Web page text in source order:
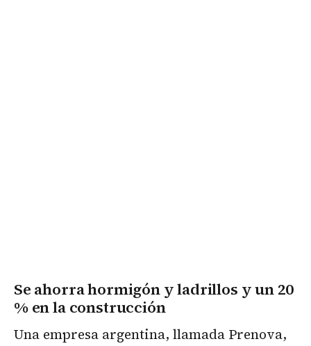
Se ahorra hormigón y ladrillos y un 20
% en la construcción
Una empresa argentina, llamada Prenova,